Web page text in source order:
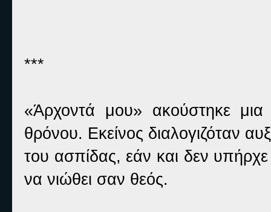
***
«Άρχοντά μου» ακούστηκε
θρόνου. Εκείνος διαλογιζόταν
του ασπίδας, εάν και δεν
να νιώθει σαν θεός.